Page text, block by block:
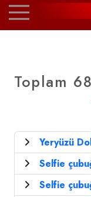
Toplam
Yeryüzü
Selfie
Selfie